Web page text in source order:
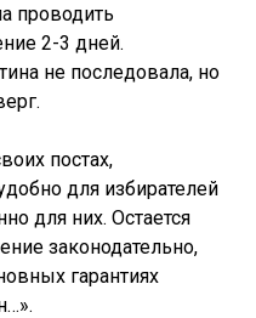
проводить
2-3 дней.
не последовала, но
постах,
для избирателей
для них. Остается
законодательно,
гарантиях